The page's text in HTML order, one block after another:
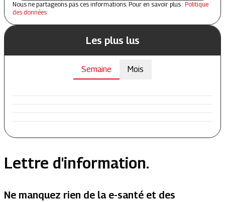
Nous ne partageons pas ces informations. Pour en savoir plus : Politique
des données
Les plus lus
Semaine Mois
Lettre d'information.
Ne manquez rien de la e-santé et des